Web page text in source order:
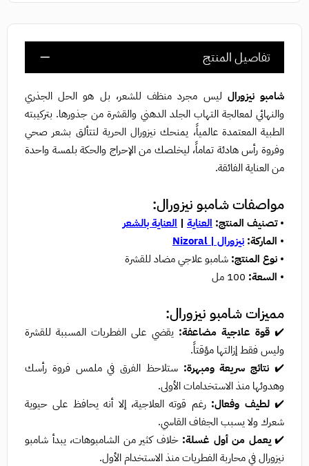
تفاصيل المنتج
شامبو نيزورال ليس مجرد منظف للشعر، بل هو الحل الجذري
والنهائي لمعالجة التهاب الجلد الدهني والقشرة من جذورها. بتركيبته
الطبية المعتمدة عالمياً، يمنحك نيزورال الحرية لتتألق بشعر صحي
وفروة رأس هادئة تماماً، ليخلصك من الإحراج والحكة بلمسة واحدة
من العناية الفائقة.
مواصفات شامبو نيزورال:
•تصنيف المنتج: العناية | العناية بالشعر
• الماركة: نيزورال | Nizoral
• نوع المنتج: شامبو علاجي مضاد للقشرة
• السعة: 100 مل
مميزات شامبو نيزورال:
✔️قوة علاجية مضاعفة: يقضي على الفطريات المسببة للقشرة
وليس فقط إزالتها مؤقتاً.
✔️ نتائج سريعة ومبهرة: ستلاحظ الفرق في ملمس فروة رأسك
وهدوئها منذ الاستخدامات الأولى.
✔️لطيف وفعال: رغم قوته العلاجية، إلا أنه يحافظ على حيوية
شعرك ولا يسبب الجفاف القاسي.
✔️يعمل من أول غسلة: خلاف كثير من الشامبوهات، يبدأ شامبو
نيزورال في محاربة الفطريات منذ الاستخدام الأول.